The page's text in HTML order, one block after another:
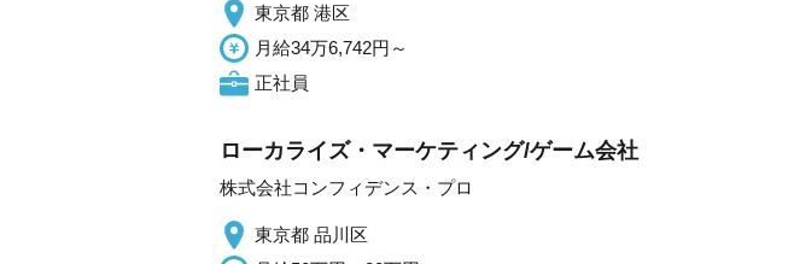
東京都 港区
月給34万6,742円～
正社員
ローカライズ・マーケティング/ゲーム会社
株式会社コンフィデンス・プロ
東京都 品川区